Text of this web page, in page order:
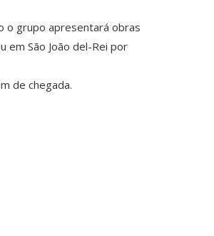
o grupo apresentará obras
em São João del-Rei por
de chegada.